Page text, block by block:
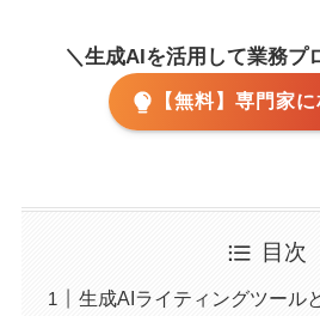
＼生成AIを活用して業務プ
【無料】専門家
目次
生成AIライティングツール